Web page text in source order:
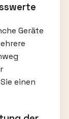
Geräte
einen